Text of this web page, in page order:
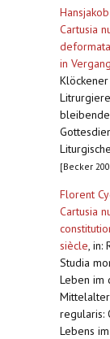
Cartusia
in
[Becker
Florent
Cartusia
siècle, in:
Studia
Leben im
regularis:
Lebens